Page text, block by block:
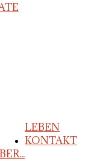
LEBEN
KONTAKT